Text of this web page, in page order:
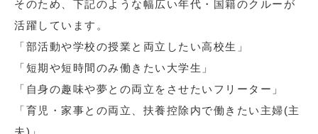
そのため、下記のような幅広い年代・国籍のクルーが
活躍しています。
「部活動や学校の授業と両立したい高校生」
「短期や短時間のみ働きたい大学生」
「自身の趣味や夢との両立をさせたいフリーター」
「育児・家事との両立、扶養控除内で働きたい主婦(主